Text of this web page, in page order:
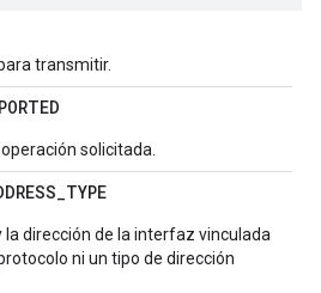
transmitir.
solicitada.
_TYPE
la dirección de la interfaz vinculada
ni un tipo de dirección